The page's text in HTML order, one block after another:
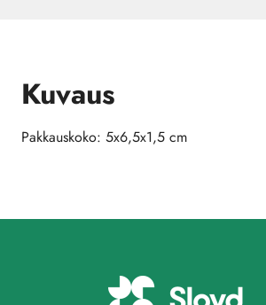
Kuvaus
Pakkauskoko: 5x6,5x1,5 cm